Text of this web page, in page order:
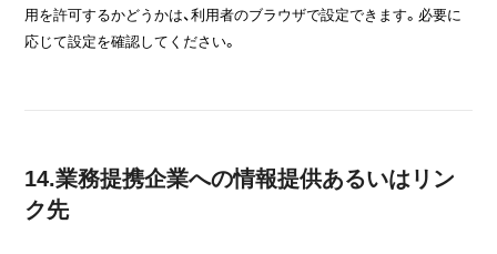
用を許可するかどうかは、利用者のブラウザで設定できます。必要に
応じて設定を確認してください。
14.業務提携企業への情報提供あるいはリン
ク先